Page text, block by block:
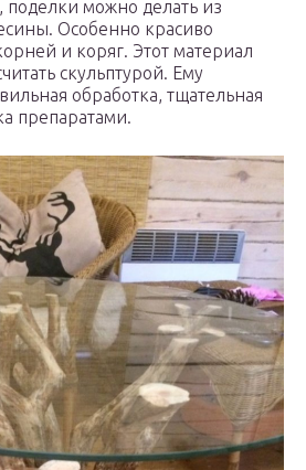
поделки можно делать из
Особенно красиво
и коряг. Этот материал
скульптурой. Ему
обработка, тщательная
препаратами.